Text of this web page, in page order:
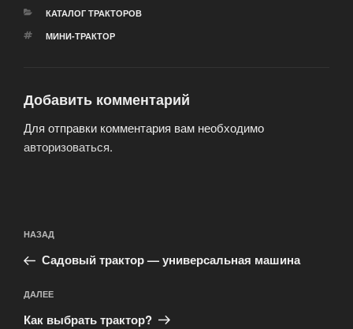
РУБРИКИ
КАТАЛОГ ТРАКТОРОВ
МЕТКИ
МИНИ-ТРАКТОР
Добавить комментарий
Для отправки комментария вам необходимо
авторизоваться.
по
записям
Предыдущая
запись:
НАЗАД
Садовый трактор — универсальная машина
Следующая
запись
ДАЛЕЕ
Как выбрать трактор?